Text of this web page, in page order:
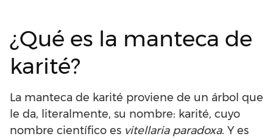
¿Qué es la manteca de
karité?
La manteca de karité proviene de un árbol que
le da, literalmente, su nombre: karité, cuyo
nombre científico es vitellaria paradoxa. Y es